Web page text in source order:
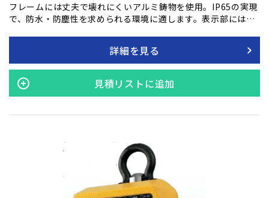
フレームには丈夫で壊れにくいアルミ鋳物を使用。IP65の実現
で、防水・防塵性を求められる環境に適します。表示部には文
き、ゼロリセット、ホールド、バッテリー残量チェック操作が
沿革で可能（有効距離：約10m）。電源オン時やリモコンによ
るバッテリーチェック時に、バッテリー残量をバー表示。使用
可能時間の把握に便利です。
詳細を見る
見積リストに追加